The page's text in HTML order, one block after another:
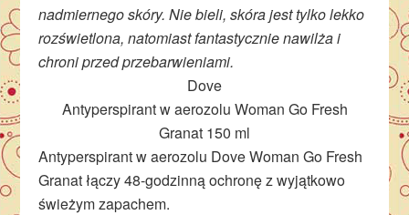
nadmiernego skóry. Nie bieli, skóra jest tylko lekko
rozświetlona, natomiast fantastycznie nawilża i
chroni przed przebarwieniami.
Dove
Antyperspirant w aerozolu Woman Go Fresh
Granat 150 ml
Antyperspirant w aerozolu Dove Woman Go Fresh
Granat łączy 48-godzinną ochronę z wyjątkowo
świeżym zapachem.